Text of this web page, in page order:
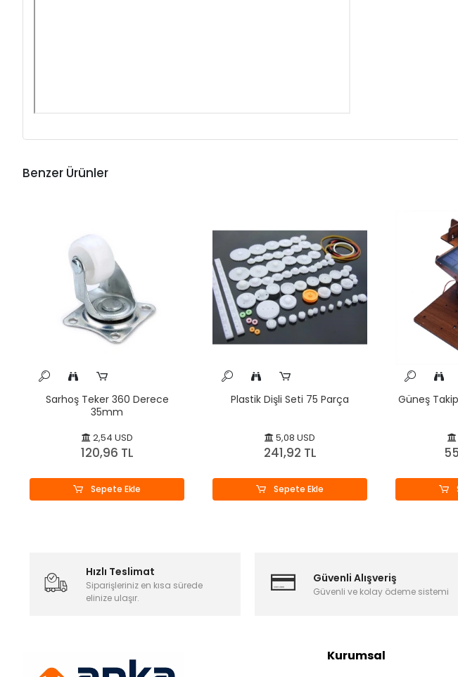
Benzer Ürünler
Sarhoş Teker 360 Derece
35mm
2,54 USD
120,96 TL
Sepete Ekle
Plastik Dişli Seti 75 Parça
5,08 USD
241,92 TL
Sepete Ekle
Güneş
Hızlı Teslimat
Siparişleriniz en kısa sürede
elinize ulaşır.
Güvenli Alışveriş
Güvenli ve kolay ödeme sistemi
Kurumsal